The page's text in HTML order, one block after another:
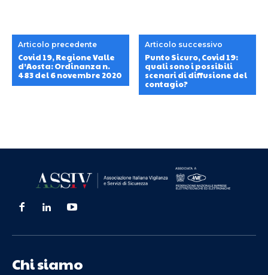
Articolo precedente
Covid 19, Regione Valle
d’Aosta: Ordinanza n.
483 del 6 novembre 2020
Articolo successivo
Punto Sicuro, Covid 19:
quali sono i possibili
scenari di diffusione del
contagio?
Chi siamo